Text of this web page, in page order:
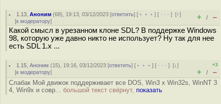
1.13 ,Аноним (68), 19:13, 03/12/2023 [ответить] [ ﹢﹢﹢] [ · · ·][↑]
[к модератору] + / –
Какой смысл в урезанном клоне SDL? В поддержке Windows
98, которую уже давно никто не использует? Ну так для нее
есть SDL 1.x ...
1.15 ,Аноним (15), 19:16, 03/12/2023 [ответить] [ ﹢﹢﹢] [ · · ·][↓]
[к модератору]
+3
+ / –
Слабак Мой движок поддерживает все DOS, Win3 x Win32s, WinNT 3
4, Win9x и совр... большой текст свёрнут, показать